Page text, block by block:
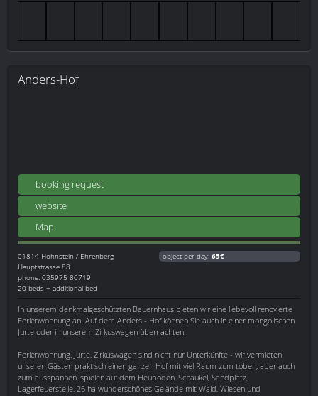
Anders-Hof
booking request
website
Map
01814 Hohnstein / Ehrenberg
Hauptstrasse 88
phone: 035975 80719
20 beds + additional bed
object per day: 65€
In unserem denkmalgeschützten Bauernhaus bieten wir eine liebevoll renovierte
Ferienwohnung an. Auf dem Anders - Hof können Sie auch in einer mongolischen
Jurte oder in unserem Zirkuswagen übernachten.
Ferienwohnung, Jurte, Zirkuswagen sind nicht nur Unterkünfte - wir vermieten
unseren Gästen praktisch einen ganzen Hof mit viel Raum zum toben, aber auch
zum ausspannen, spielen auf dem Heuboden, Schaukel, Sandplatz,
Lagerfeuerstelle, 26 ha wunderschönes Gelände mit Wald, Wiesen und